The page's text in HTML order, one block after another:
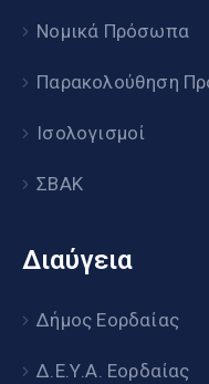
Νομικά Πρόσωπα
Παρακολούθηση
Ισολογισμοί
ΣΒΑΚ
Διαύγεια
Δήμος Εορδαίας
Δ.Ε.Υ.Α. Εορδαίας